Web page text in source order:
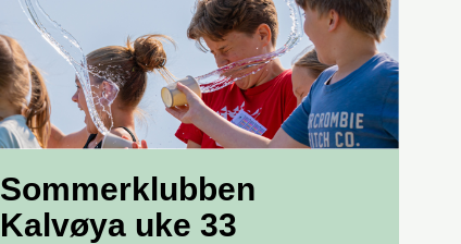
Sommerklubben
Kalvøya uke 33